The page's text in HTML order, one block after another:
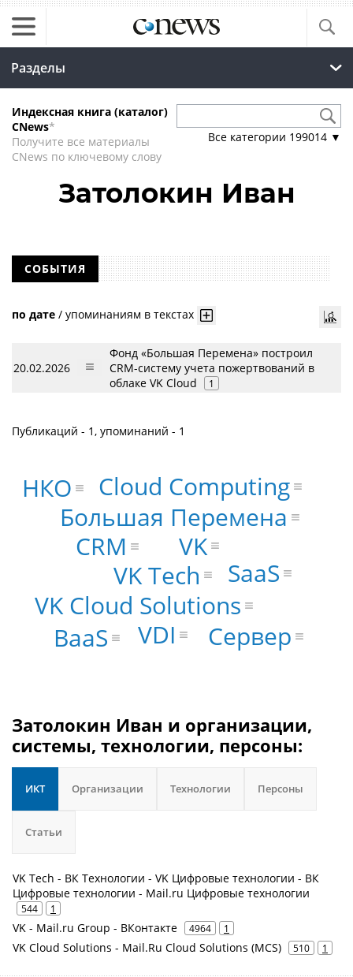
Разделы
Индексная книга (каталог)
CNews*
Получите все материалы
CNews по ключевому слову
Все категории 199014 ▼
Затолокин Иван
СОБЫТИЯ
по дате / упоминаниям в текстах
20.02.2026
Фонд «Большая Перемена» построил
CRM-систему учета пожертвований в
облаке VK Cloud
1
Публикаций - 1, упоминаний - 1
VK Tech
VK
VK Cloud Solutions
Большая Перемена
BaaS VDI
Cloud Computing
CRM
Сервер
SaaS
НКО
Затолокин Иван и организации,
системы, технологии, персоны:
ИКТ Организации Технологии Персоны
Статьи
VK Tech - ВК Технологии - VK Цифровые технологии - ВК
Цифровые технологии - Mail.ru Цифровые технологии
544 1
VK - Mail.ru Group - ВКонтакте 4964 1
VK Cloud Solutions - Mail.Ru Cloud Solutions (MCS) 510 1